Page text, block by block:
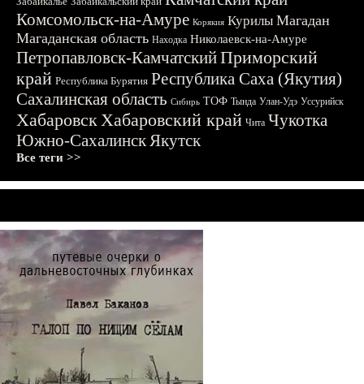
Комсомольск-на-Амуре Корякия Курилы Магадан
Магаданская область Находка Николаевск-на-Амуре
Петропавловск-КамчатскийПриморский
край Республика Бурятия Республика Саха (Якутия)
Сахалинская область Сибирь ТОФ Тында Улан-Удэ Уссурийск
ХабаровскХабаровский край Чита Чукотка
Южно-СахалинскЯкутск
Все теги >>